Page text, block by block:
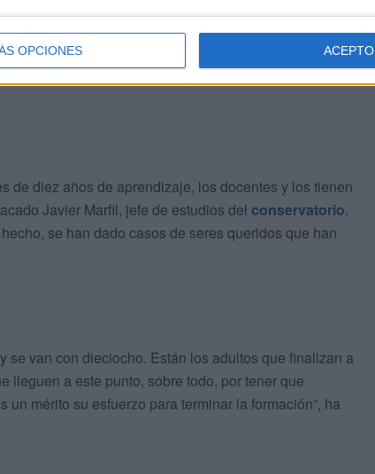
OPCIONES ACEPTO
Los asistentes han recibido de buen grado todo el
del calor del verano.
de diez años de aprendizaje, los docentes y los tienen
Javier Marfil, jefe de estudios del conservatorio.
se han dado casos de seres queridos que han
se van con dieciocho. Están los adultos que finalizan a
lleguen a este punto, sobre todo, por tener que
un mérito su esfuerzo para terminar la formación”, ha